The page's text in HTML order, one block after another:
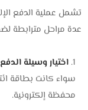
تشمل عملية الدفع
عدة مراحل مترابطة
اختيار وسيلة الدفع
سواء كانت بطاقة
محفظة إلكترونية.